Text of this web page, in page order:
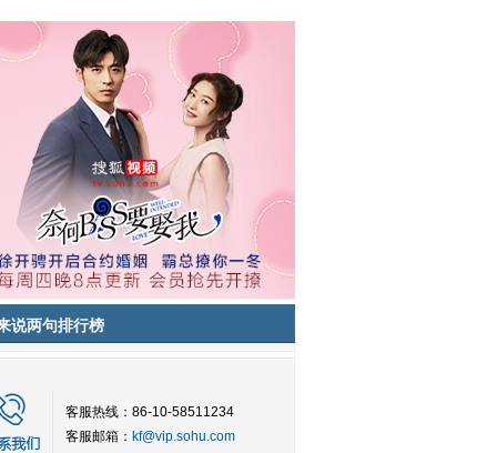
说两句排行榜
客服热线：86-10-58511234
客服邮箱： kf@vip.sohu.com